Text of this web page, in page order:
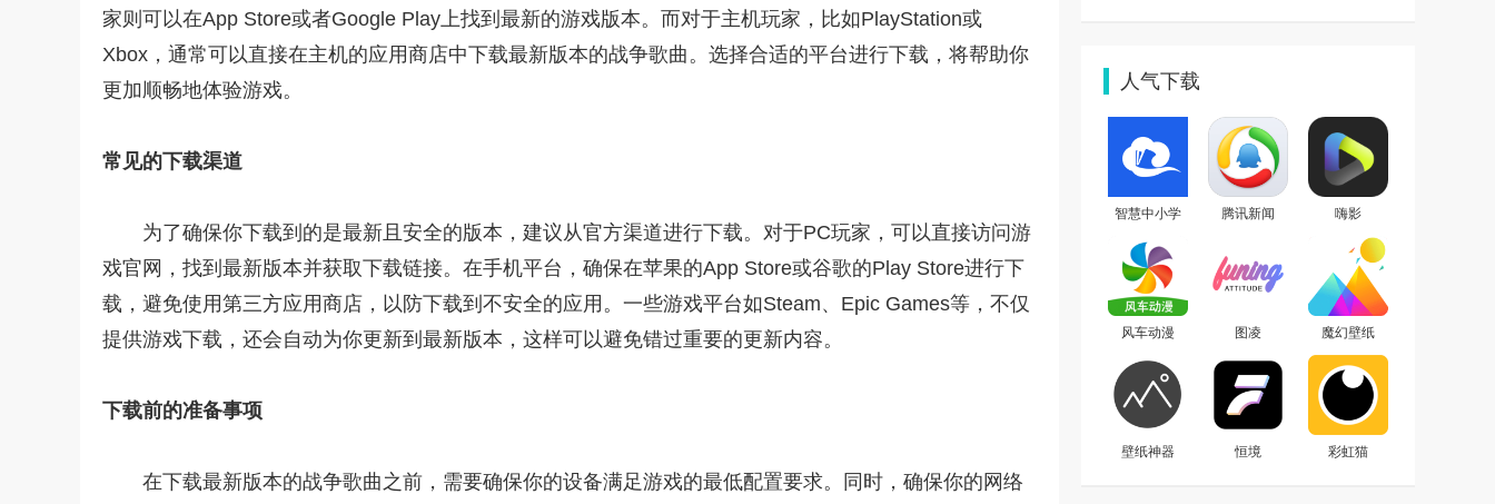
家则可以在App Store或者Google Play上找到最新的游戏版本。而对于主机玩家，比如PlayStation或
Xbox，通常可以直接在主机的应用商店中下载最新版本的战争歌曲。选择合适的平台进行下载，将帮助你
更加顺畅地体验游戏。
常见的下载渠道
为了确保你下载到的是最新且安全的版本，建议从官方渠道进行下载。对于PC玩家，可以直接访问游
戏官网，找到最新版本并获取下载链接。在手机平台，确保在苹果的App Store或谷歌的Play Store进行下
载，避免使用第三方应用商店，以防下载到不安全的应用。一些游戏平台如Steam、Epic Games等，不仅
提供游戏下载，还会自动为你更新到最新版本，这样可以避免错过重要的更新内容。
下载前的准备事项
在下载最新版本的战争歌曲之前，需要确保你的设备满足游戏的最低配置要求。同时，确保你的网络
人气下载
智慧中小学 腾讯新闻 嗨影
风车动漫 图凌 魔幻壁纸
壁纸神器 恒境 彩虹猫